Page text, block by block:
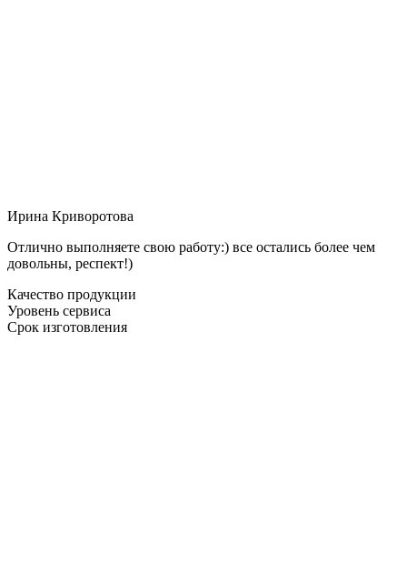
Ирина Криворотова
Отлично выполняете свою работу:) все остались более чем
довольны, респект!)
Качество продукции
Уровень сервиса
Срок изготовления